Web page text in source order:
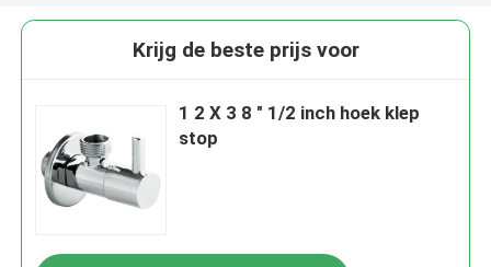
Krijg de beste prijs voor
1 2 X 3 8 " 1/2 inch hoek klep
stop